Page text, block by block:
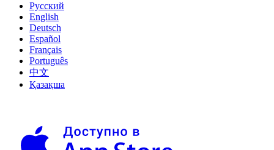
Русский
English
Deutsch
Español
Français
Português
中文
Қазақша